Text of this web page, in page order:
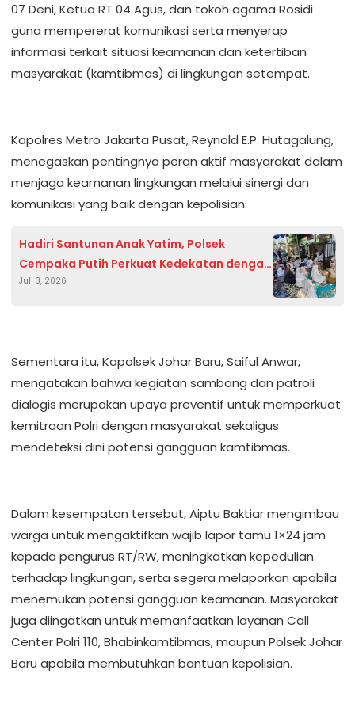
07 Deni, Ketua RT 04 Agus, dan tokoh agama Rosidi
guna mempererat komunikasi serta menyerap
informasi terkait situasi keamanan dan ketertiban
masyarakat (kamtibmas) di lingkungan setempat.
Kapolres Metro Jakarta Pusat, Reynold E.P. Hutagalung,
menegaskan pentingnya peran aktif masyarakat dalam
menjaga keamanan lingkungan melalui sinergi dan
komunikasi yang baik dengan kepolisian.
Hadiri Santunan Anak Yatim, Polsek
Cempaka Putih Perkuat Kedekatan dengan
Masyarakat
Juli 3, 2026
Sementara itu, Kapolsek Johar Baru, Saiful Anwar,
mengatakan bahwa kegiatan sambang dan patroli
dialogis merupakan upaya preventif untuk memperkuat
kemitraan Polri dengan masyarakat sekaligus
mendeteksi dini potensi gangguan kamtibmas.
Dalam kesempatan tersebut, Aiptu Baktiar mengimbau
warga untuk mengaktifkan wajib lapor tamu 1×24 jam
kepada pengurus RT/RW, meningkatkan kepedulian
terhadap lingkungan, serta segera melaporkan apabila
menemukan potensi gangguan keamanan. Masyarakat
juga diingatkan untuk memanfaatkan layanan Call
Center Polri 110, Bhabinkamtibmas, maupun Polsek Johar
Baru apabila membutuhkan bantuan kepolisian.